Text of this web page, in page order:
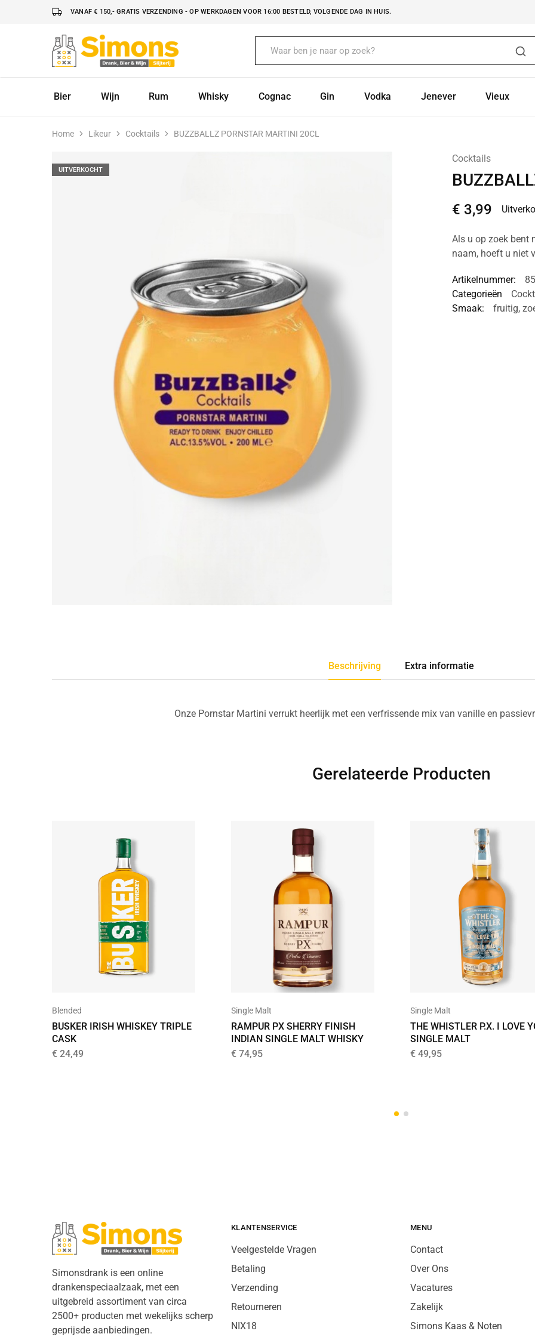
VANAF € 150,- GRATIS VERZENDING - OP WERKDAGEN VOOR 16:00 BESTELD, VOLGENDE DAG IN HUIS.
Simonsdrank.nl
Drank,
Bier
Bier
Wijn Rum Whisky Cognac Gin Vodka Jenever Vieux
Home Likeur Cocktails BUZZBALLZ PORNSTAR MARTINI 20CL
UITVERKOCHT
Cocktails
€ 3,99
Als u op zoek bent
naam, hoeft u niet
Artikelnummer:
Categorieën
Smaak:
fruitig,
Beschrijving Extra informatie
Onze Pornstar Martini verrukt heerlijk met een verfrissende mix van vanille en
Gerelateerde Producten
Blended
BUSKER IRISH WHISKEY TRIPLE
CASK
€ 24,49
Single Malt
RAMPUR PX SHERRY FINISH
INDIAN SINGLE MALT WHISKY
€ 74,95
Single Malt
THE WHISTLER P.X. I LOVE
SINGLE MALT
€ 49,95
Simonsdrank is een online
drankenspeciaalzaak, met een
uitgebreid assortiment van circa
2500+ producten met wekelijks scherp
geprijsde aanbiedingen.
KLANTENSERVICE
Veelgestelde Vragen
Betaling
Verzending
Retourneren
NIX18
MENU
Contact
Over Ons
Vacatures
Zakelijk
Simons Kaas & Noten